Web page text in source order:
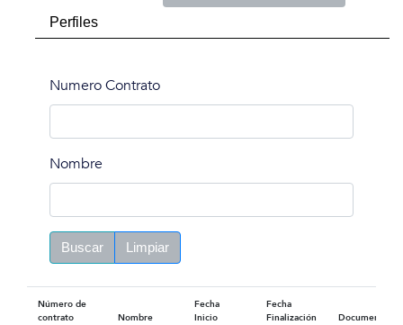
Perfiles
Numero Contrato
Nombre
Buscar Limpiar
Número de
contrato
Nombre
Fecha
Inicio
Fecha
Finalización
Documento